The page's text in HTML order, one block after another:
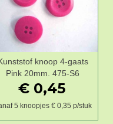
knoop 4-gaats
Pink 20mm. 475-S6
€ 0,45
5 knoopjes € 0,35 p/stuk